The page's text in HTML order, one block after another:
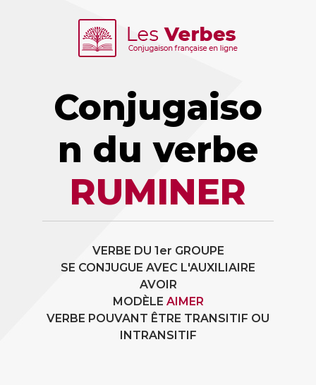
Conjugaiso
n du verbe
RUMINER
VERBE DU 1er GROUPE
SE CONJUGUE AVEC L'AUXILIAIRE
AVOIR
MODÈLE AIMER
VERBE POUVANT ÊTRE TRANSITIF OU
INTRANSITIF